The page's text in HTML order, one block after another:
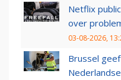
Netflix
over
03-08-2026,
Brussel